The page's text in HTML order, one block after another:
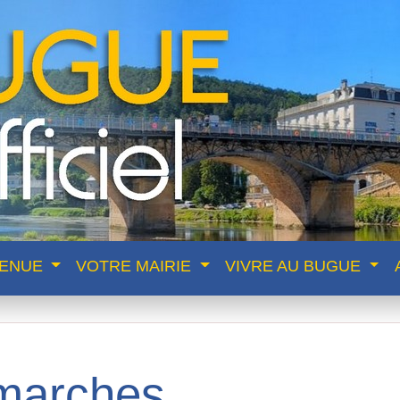
VOTRE MAIRIE VIVRE AU BUGUE